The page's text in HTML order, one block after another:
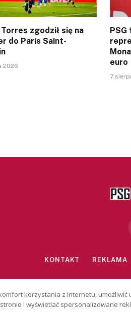
zgodził się na
do Paris Saint-
2026
euro
7
KONTAKT REKLAMA
© 2026 PSGonline.pl
korzystania z Internetu, umożliwić
i wyświetlać spersonalizowane